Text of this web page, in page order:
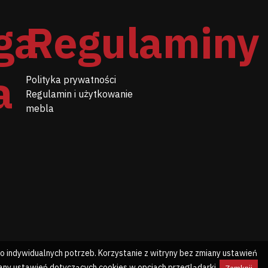
Regulaminy
Polityka prywatności
Regulamin i użytkowanie
mebla
indywidualnych potrzeb. Korzystanie z witryny bez zmiany ustawień